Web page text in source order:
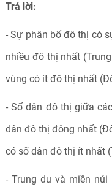
Trả lời:
- Sự phân bố đô thị có
nhiều đô thị nhất
vùng có ít đô thị nhất
- Số dân đô thị giữa
dân đô thị đông nhất
có số dân đô thị ít nhất
- Trung du và miền